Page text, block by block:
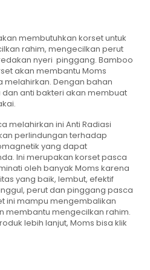
membutuhkan korset untuk
rahim, mengecilkan perut
nyeri pinggang. Bamboo
akan membantu Moms
Dengan bahan
anti bakteri akan membuat
melahirkan ini Anti Radiasi
perlindungan terhadap
yang dapat
Ini merupakan korset pasca
oleh banyak Moms karena
yang baik, lembut, efektif
perut dan pinggang pasca
ini mampu mengembalikan
membantu mengecilkan rahim.
lebih lanjut, Moms bisa klik